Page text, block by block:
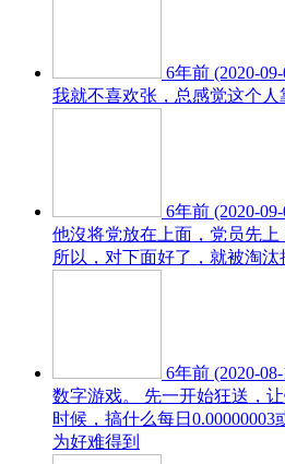
6年前 (2020-09-
我就不喜欢张，总感觉这个
6年前 (2020-09-
他沒将党放在上面，党员先上
所以，对下面好了，就被淘汰
6年前 (2020-08-
数字游戏。 先一开始狂送，
时候，搞什么每日
为好难得到